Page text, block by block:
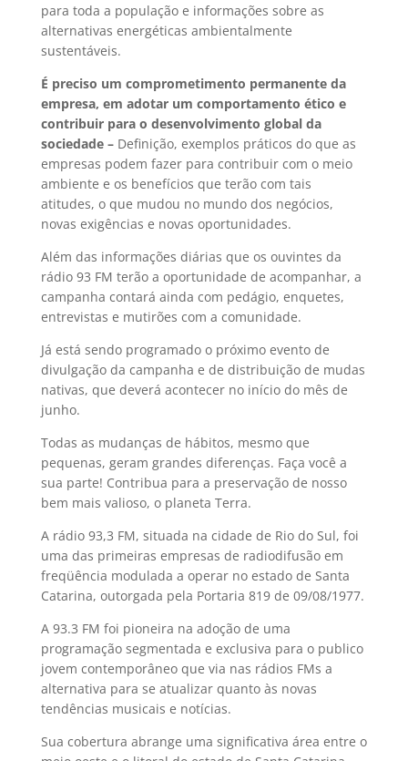
para toda a população e informações sobre as
alternativas energéticas ambientalmente
sustentáveis.
É preciso um comprometimento permanente da
empresa, em adotar um comportamento ético e
contribuir para o desenvolvimento global da
sociedade – Definição, exemplos práticos do que as
empresas podem fazer para contribuir com o meio
ambiente e os benefícios que terão com tais
atitudes, o que mudou no mundo dos negócios,
novas exigências e novas oportunidades.
Além das informações diárias que os ouvintes da
rádio 93 FM terão a oportunidade de acompanhar, a
campanha contará ainda com pedágio, enquetes,
entrevistas e mutirões com a comunidade.
Já está sendo programado o próximo evento de
divulgação da campanha e de distribuição de mudas
nativas, que deverá acontecer no início do mês de
junho.
Todas as mudanças de hábitos, mesmo que
pequenas, geram grandes diferenças. Faça você a
sua parte! Contribua para a preservação de nosso
bem mais valioso, o planeta Terra.
A rádio 93,3 FM, situada na cidade de Rio do Sul, foi
uma das primeiras empresas de radiodifusão em
freqüência modulada a operar no estado de Santa
Catarina, outorgada pela Portaria 819 de 09/08/1977.
A 93.3 FM foi pioneira na adoção de uma
programação segmentada e exclusiva para o publico
jovem contemporâneo que via nas rádios FMs a
alternativa para se atualizar quanto às novas
tendências musicais e notícias.
Sua cobertura abrange uma significativa área entre o